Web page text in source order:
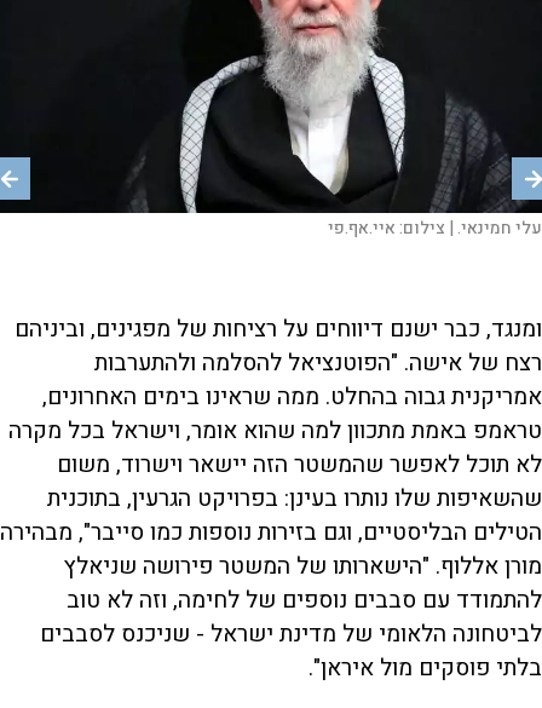
מלחמת הישרדות. טראמפ | צילום:
ראש הממשלה בנימין נתניהו בהצהרה לתקשורת |
עלי חמינאי. | צילום:איי.אף.פי
ומנגד, כבר ישנם דיווחים על רציחות של מפגינים, וביניהם
רצח של אישה. "הפוטנציאל להסלמה ולהתערבות
אמריקנית גבוה בהחלט. ממה שראינו בימים האחרונים,
טראמפ באמת מתכוון למה שהוא אומר, וישראל בכל מקרה
לא תוכל לאפשר שהמשטר הזה יישאר וישרוד, משום
שהשאיפות שלו נותרו בעינן: בפרויקט הגרעין, בתוכנית
הטילים הבליסטיים, וגם בזירות נוספות כמו סייבר", מבהירה
מורן אללוף. "הישארותו של המשטר פירושה שניאלץ
להתמודד עם סבבים נוספים של לחימה, וזה לא טוב
לביטחונה הלאומי של מדינת ישראל - שניכנס לסבבים
בלתי פוסקים מול איראן".